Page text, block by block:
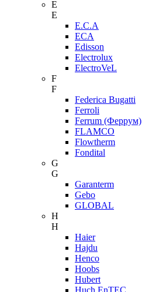
E
E
E.C.A
ECA
Edisson
Electrolux
ElectroVeL
F
F
Federica Bugatti
Ferroli
Ferrum (Феррум)
FLAMCO
Flowtherm
Fondital
G
G
Garanterm
Gebo
GLOBAL
H
H
Haier
Hajdu
Henco
Hoobs
Hubert
Huch EnTEC